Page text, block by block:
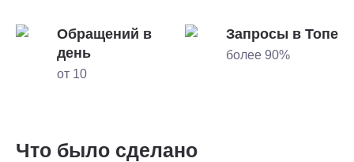
Обращений в
день
от 10
Запросы в Топе
более 90%
Что было сделано